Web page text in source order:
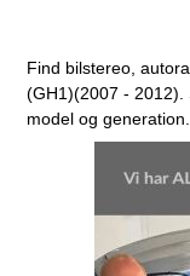
Find bilstereo,
(GH1)(2007 - 2012).
model og generation.